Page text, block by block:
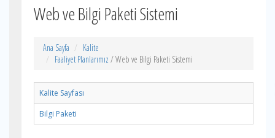
Web ve Bilgi Paketi Sistemi
Ana Sayfa
Kalite
Faaliyet Planlarımız / Web ve Bilgi Paketi Sistemi
Kalite Sayfası
Bilgi Paketi